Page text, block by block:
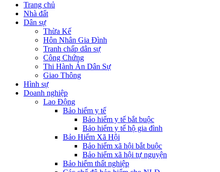
Trang chủ
Nhà đất
Dân sự
Thừa Kế
Hôn Nhân Gia Đình
Tranh chấp dân sự
Công Chứng
Thi Hành Án Dân Sự
Giao Thông
Hình sự
Doanh nghiệp
Lao Động
Bảo hiểm y tế
Bảo hiểm y tế bắt buộc
Bảo hiểm y tế hộ gia đình
Bảo Hiểm Xã Hội
Bảo hiểm xã hội bắt buộc
Bảo hiểm xã hội tự nguyện
Bảo hiểm thất nghiệp